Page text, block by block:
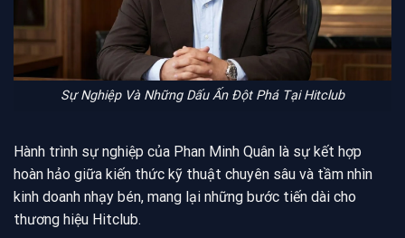
Sự Nghiệp Và Những Dấu Ấn Đột Phá Tại Hitclub
Hành trình sự nghiệp của Phan Minh Quân là sự kết hợp
hoàn hảo giữa kiến thức kỹ thuật chuyên sâu và tầm nhìn
kinh doanh nhạy bén, mang lại những bước tiến dài cho
thương hiệu Hitclub.